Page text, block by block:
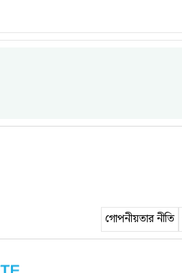
গোপনীয়তার নীতি